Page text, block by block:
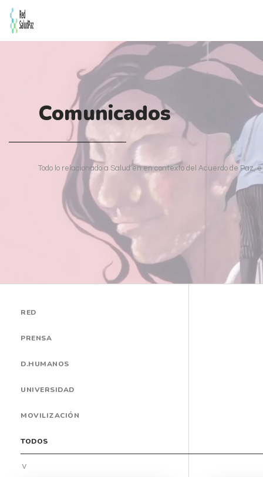
Comunicados
Todo lo relacionado a Salud en en contexto del Acuerdo de Paz,
RED
PRENSA
D.HUMANOS
UNIVERSIDAD
MOVILIZACIÓN
TODOS